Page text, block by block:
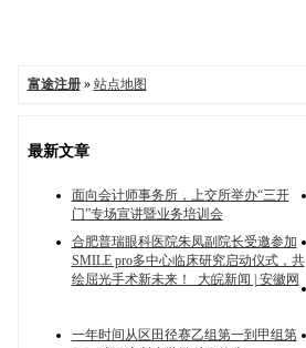
富途注册» 站点地图
最新文章
面向会计师事务所，上交所举办“三开
门”专场宣讲暨业务培训会
合肥普瑞眼科医院朱凤副院长受邀参加
SMILE pro多中心临床研究启动仪式，共
绘屈光手术新未来！_大皖新闻 | 安徽网
一年时间从区田径赛乙组第一到甲组第